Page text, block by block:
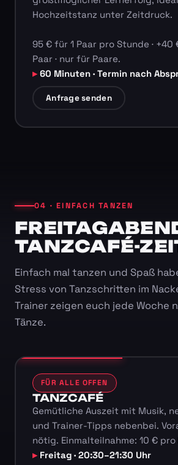
Hochzeitstanz unter Zeitdruck.
95 € für 1 Paar pro Stunde ·
Paar · nur für Paare.
60 Minuten · Termin nach
Anfrage senden
04 · EINFACH TANZEN
TANZCAFÉ-
Einfach mal tanzen und Spaß
Stress von Tanzschritten im
Trainer zeigen euch jede Woche
Tänze.
FÜR ALLE OFFEN
TANZCAFÉ
Gemütliche Auszeit mit Musik,
und Trainer-Tipps nebenbei.
nötig. Einmalteilnahme: 10 € pro
Freitag · 20:30–21:30 Uhr